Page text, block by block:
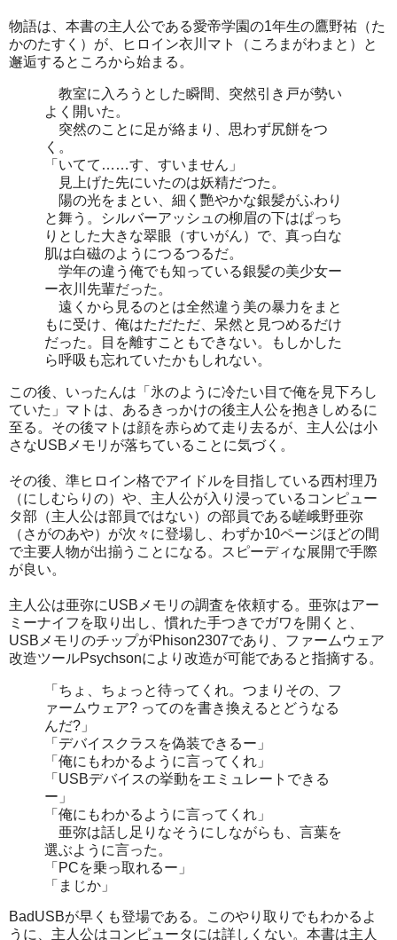
物語は、本書の主人公である愛帝学園の1年生の鷹野祐（た
かのたすく）が、ヒロイン衣川マト（ころまがわまと）と
邂逅するところから始まる。
教室に入ろうとした瞬間、突然引き戸が勢い
よく開いた。
突然のことに足が絡まり、思わず尻餅をつ
く。
「いてて……す、すいません」
見上げた先にいたのは妖精だつた。
陽の光をまとい、細く艷やかな銀髪がふわり
と舞う。シルバーアッシュの柳眉の下はぱっち
りとした大きな翠眼（すいがん）で、真っ白な
肌は白磁のようにつるつるだ。
学年の違う俺でも知っている銀髪の美少女ー
ー衣川先輩だった。
遠くから見るのとは全然違う美の暴力をまと
もに受け、俺はただただ、呆然と見つめるだけ
だった。目を離すこともできない。もしかした
ら呼吸も忘れていたかもしれない。
この後、いったんは「氷のように冷たい目で俺を見下ろし
ていた」マトは、あるきっかけの後主人公を抱きしめるに
至る。その後マトは顔を赤らめて走り去るが、主人公は小
さなUSBメモリが落ちていることに気づく。
その後、準ヒロイン格でアイドルを目指している西村理乃
（にしむらりの）や、主人公が入り浸っているコンピュー
タ部（主人公は部員ではない）の部員である嵯峨野亜弥
（さがのあや）が次々に登場し、わずか10ページほどの間
で主要人物が出揃うことになる。スピーディな展開で手際
が良い。
主人公は亜弥にUSBメモリの調査を依頼する。亜弥はアー
ミーナイフを取り出し、慣れた手つきでガワを開くと、
USBメモリのチップがPhison2307であり、ファームウェア
改造ツールPsychsonにより改造が可能であると指摘する。
「ちょ、ちょっと待ってくれ。つまりその、フ
ァームウェア? ってのを書き換えるとどうなる
んだ?」
「デバイスクラスを偽装できるー」
「俺にもわかるように言ってくれ」
「USBデバイスの挙動をエミュレートできる
ー」
「俺にもわかるように言ってくれ」
亜弥は話し足りなそうにしながらも、言葉を
選ぶように言った。
「PCを乗っ取れるー」
「まじか」
BadUSBが早くも登場である。このやり取りでもわかるよ
うに、主人公はコンピュータには詳しくない。本書は主人